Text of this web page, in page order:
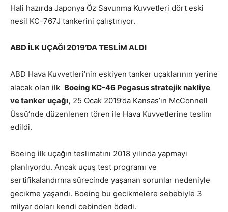
Hali hazırda Japonya Öz Savunma Kuvvetleri dört eski
nesil KC-767J tankerini çalıştırıyor.
ABD İLK UÇAĞI 2019’DA TESLİM ALDI
ABD Hava Kuvvetleri’nin eskiyen tanker uçaklarının yerine
alacak olan ilk Boeing KC-46 Pegasus stratejik nakliye
ve tanker uçağı, 25 Ocak 2019’da Kansas’ın McConnell
Üssü’nde düzenlenen tören ile Hava Kuvvetlerine teslim
edildi.
Boeing ilk uçağın teslimatını 2018 yılında yapmayı
planlıyordu. Ancak uçuş test programı ve
sertifikalandırma sürecinde yaşanan sorunlar nedeniyle
gecikme yaşandı. Boeing bu gecikmelere sebebiyle 3
milyar doları kendi cebinden ödedi.